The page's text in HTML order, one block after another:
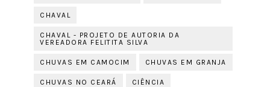
CHAVAL
CHAVAL - PROJETO DE AUTORIA DA
VEREADORA FELITITA SILVA
CHUVAS EM CAMOCIM CHUVAS EM GRANJA
CHUVAS NO CEARÁ CIÊNCIA